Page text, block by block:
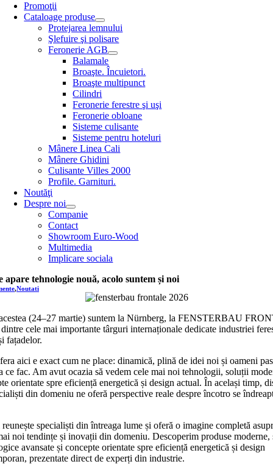
Promoţii
Cataloage produse
Protejarea lemnului
Şlefuire şi polisare
Feronerie AGB
Balamale
Broaşte. Încuietori.
Broaşte multipunct
Cilindri
Feronerie ferestre şi uşi
Feronerie obloane
Sisteme culisante
Sisteme pentru hoteluri
Mânere Linea Cali
Mânere Ghidini
Culisante Villes 2000
Profile. Garnituri.
Noutăţi
Despre noi
Companie
Contact
Showroom Euro-Wood
Multimedia
Implicare sociala
apare tehnologie nouă, acolo suntem și noi
,Noutati
(24–27 martie) suntem la Nürnberg, la FENSTERBAU
cele mai importante târguri internaționale dedicate industriei
fațadelor.
aici e exact cum ne place: dinamică, plină de idei noi și oameni
ce fac. Am avut ocazia să vedem cele mai noi tehnologii, soluții
orientate spre eficiență energetică și design actual. În același timp,
din domeniu ne oferă perspective reale despre încotro se
specialiști din întreaga lume și oferă o imagine completă
noi tendințe și inovații din domeniu. Descoperim produse moderne,
avansate și concepte orientate spre eficiență energetică și design
prezentate direct de experți din industrie.